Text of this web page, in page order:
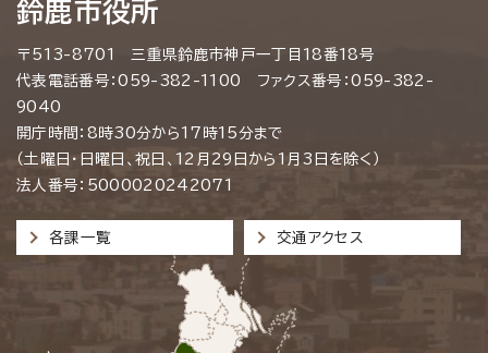
鈴鹿市役所
〒513-8701 三重県鈴鹿市神戸一丁目18番18号
代表電話番号：059-382-1100 ファクス番号：059-382-
9040
開庁時間：8時30分から17時15分まで
（土曜日・日曜日、祝日、12月29日から1月3日を除く）
法人番号：5000020242071
各課一覧 交通アクセス